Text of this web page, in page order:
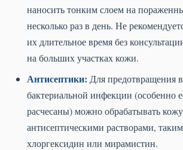
наносить тонким слоем на
несколько раз в день. Не
их длительное время без
на больших участках кожи.
Антисептики: Для предотвращения
бактериальной инфекции (особенно
расчесаны) можно обрабатывать кожу
антисептическими растворами,
хлоргексидин или мирамистин.